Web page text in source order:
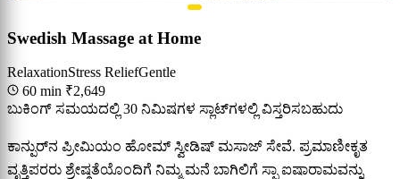
Swedish Massage at Home
RelaxationStress ReliefGentle
60 min ₹2,649
ಬುಕಿಂಗ್ ಸಮಯದಲ್ಲಿ 30 ನಿಮಿಷಗಳ ಸ್ಲಾಟ್‌ಗಳಲ್ಲಿ ವಿಸ್ತರಿಸಬಹುದು
ಕಾನ್ಪುರ್‌ನ ಪ್ರೀಮಿಯಂ ಹೋಮ್ ಸ್ವೀಡಿಷ್ ಮಸಾಜ್ ಸೇವೆ. ಪ್ರಮಾಣೀಕೃತ
ವೃತ್ತಿಪರರು ಶ್ರೇಷ್ಠತೆಯೊಂದಿಗೆ ನಿಮ್ಮ ಮನೆ ಬಾಗಿಲಿಗೆ ಸ್ಪಾ ಐಷಾರಾಮವನ್ನು